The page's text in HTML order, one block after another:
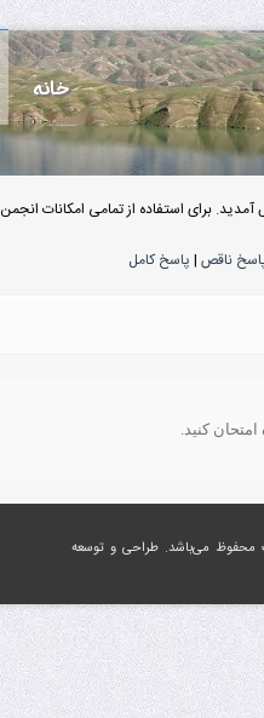
خانه
برای استفاده از تمامی امکانات
ناقص | پاسخ کامل
کنید.
محفوظ می‌باشد. طراحی و توسعه